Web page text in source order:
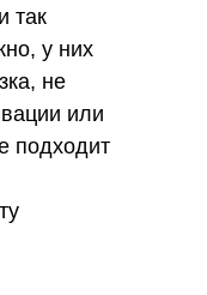
так
у них
не
или
подходит